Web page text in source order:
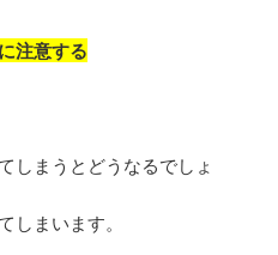
注意する
しまうとどうなるでしょ
しまいます。